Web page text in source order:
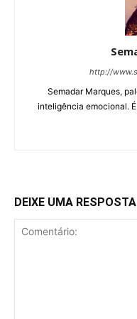
http://
Semadar Marques,
inteligência emocional.
DEIXE UMA RESPOSTA